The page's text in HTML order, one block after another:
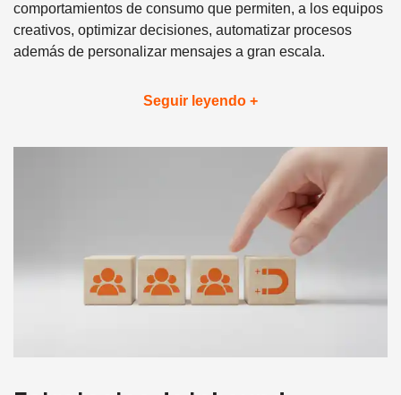
comportamientos de consumo que permiten, a los equipos
creativos, optimizar decisiones, automatizar procesos
además de personalizar mensajes a gran escala.
Seguir leyendo +